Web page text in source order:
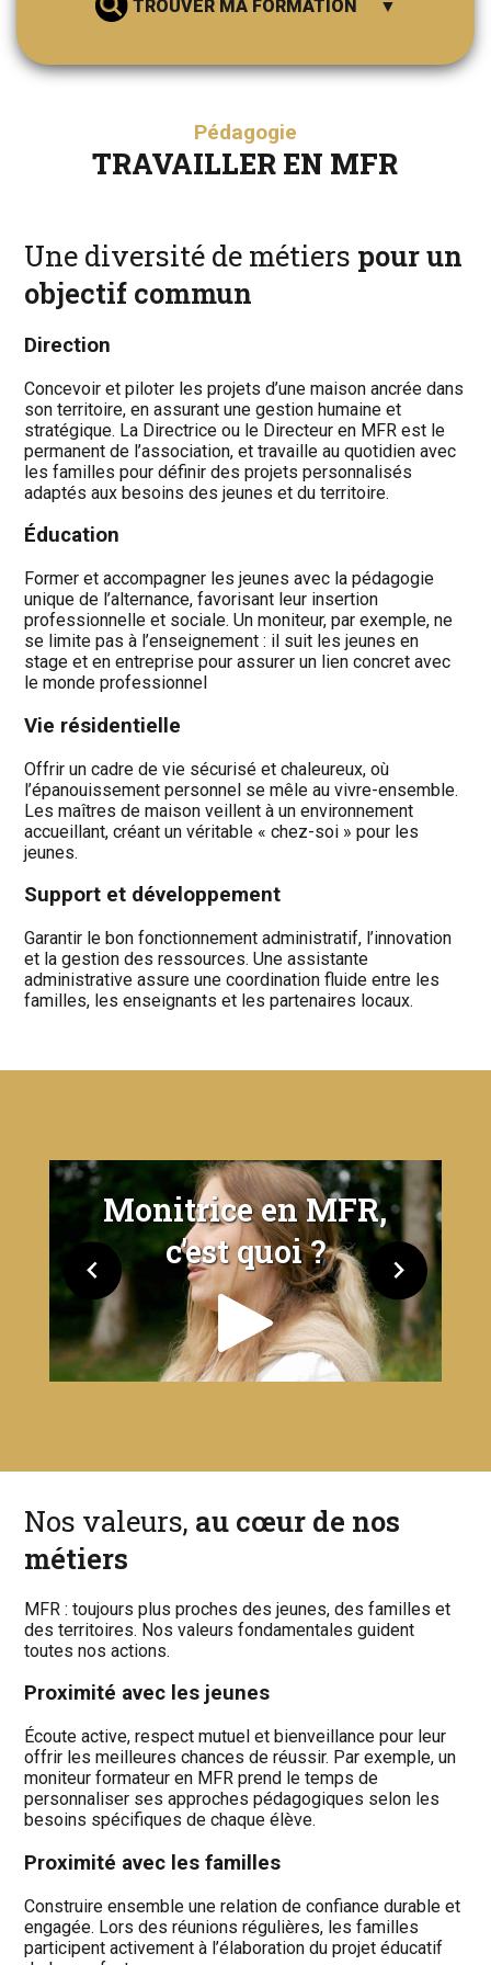
TROUVER MA FORMATION
Pédagogie
TRAVAILLER EN MFR
Une diversité de métiers pour un
objectif commun
Direction
Concevoir et piloter les projets d’une maison ancrée dans
son territoire, en assurant une gestion humaine et
stratégique. La Directrice ou le Directeur en MFR est le
permanent de l’association, et travaille au quotidien avec
les familles pour définir des projets personnalisés
adaptés aux besoins des jeunes et du territoire.
Éducation
Former et accompagner les jeunes avec la pédagogie
unique de l’alternance, favorisant leur insertion
professionnelle et sociale. Un moniteur, par exemple, ne
se limite pas à l’enseignement : il suit les jeunes en
stage et en entreprise pour assurer un lien concret avec
le monde professionnel
Vie résidentielle
Offrir un cadre de vie sécurisé et chaleureux, où
l’épanouissement personnel se mêle au vivre-ensemble.
Les maîtres de maison veillent à un environnement
accueillant, créant un véritable « chez-soi » pour les
jeunes.
Support et développement
Garantir le bon fonctionnement administratif, l’innovation
et la gestion des ressources. Une assistante
administrative assure une coordination fluide entre les
familles, les enseignants et les partenaires locaux.
Monitrice en MFR,
c'est quoi ?
Nos valeurs, au cœur de nos
métiers
MFR : toujours plus proches des jeunes, des familles et
des territoires. Nos valeurs fondamentales guident
toutes nos actions.
Proximité avec les jeunes
Écoute active, respect mutuel et bienveillance pour leur
offrir les meilleures chances de réussir. Par exemple, un
moniteur formateur en MFR prend le temps de
personnaliser ses approches pédagogiques selon les
besoins spécifiques de chaque élève.
Proximité avec les familles
Construire ensemble une relation de confiance durable et
engagée. Lors des réunions régulières, les familles
participent activement à l’élaboration du projet éducatif